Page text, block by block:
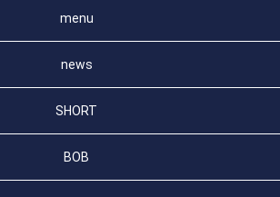
menu
news
SHORT
BOB